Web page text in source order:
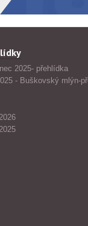
2025- přehlídka
- Buškovský mlýn-